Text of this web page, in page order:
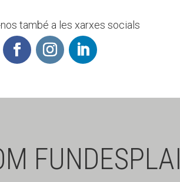
també a les xarxes socials
FUNDESPLAI